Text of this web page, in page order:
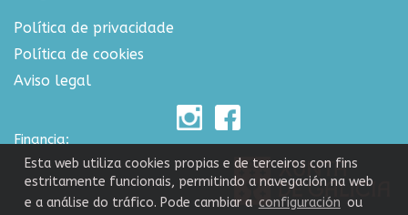
Política de privacidade
Política de cookies
Aviso legal
Financia:
Esta web utiliza cookies propias e de terceiros con fins
estritamente funcionais, permitindo a navegación na web
e a análise do tráfico. Pode cambiar a configuración ou